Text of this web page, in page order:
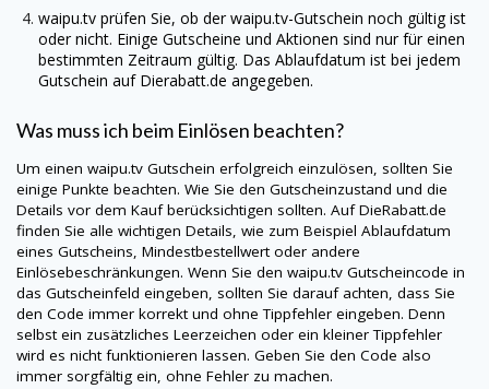
waipu.tv prüfen Sie, ob derwaipu.tv-Gutschein noch gültig ist
oder nicht. Einige Gutscheine und Aktionen sind nur für einen
bestimmten Zeitraum gültig. Das Ablaufdatum ist bei jedem
Gutschein auf Dierabatt.de angegeben.
Was muss ich beim Einlösen beachten?
Um einen waipu.tv Gutschein erfolgreich einzulösen, sollten Sie
einige Punkte beachten. Wie Sie den Gutscheinzustand und die
Details vor dem Kauf berücksichtigen sollten. AufDieRabatt.de
finden Sie alle wichtigen Details, wie zum Beispiel Ablaufdatum
eines Gutscheins, Mindestbestellwert oder andere
Einlösebeschränkungen. Wenn Sie den waipu.tv Gutscheincode in
das Gutscheinfeld eingeben, sollten Sie darauf achten, dass Sie
den Code immer korrekt und ohne Tippfehler eingeben. Denn
selbst ein zusätzliches Leerzeichen oder ein kleiner Tippfehler
wird es nicht funktionieren lassen. Geben Sie den Code also
immer sorgfältig ein, ohne Fehler zu machen.